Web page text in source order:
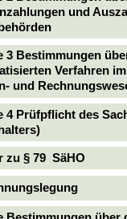
und
3 Bestimmungen
Verfahren
und
4 Prüfpflicht des
zu § 79 SäHO